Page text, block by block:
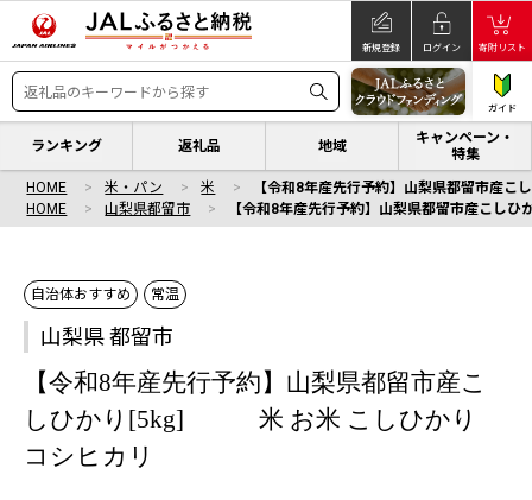
新規登録 ログイン 寄附リスト
ガイド
ランキング 返礼品 地域
キャンペーン・
特集
HOME 米・パン 米
【令和8年産先行予約】山梨県都留市
HOME
山梨県都留市 【令和8年産先行予約】山梨県都留市産
自治体おすすめ 常温
山梨県 都留市
【令和8年産先行予約】山梨県都留市産こ
しひかり[5kg] 米 お米 こしひかり
コシヒカリ